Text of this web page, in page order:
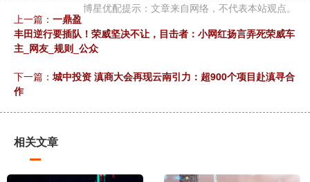
博星优配提示：文章来自网络，不代表本站观点。
上一篇： 一鼎盈
丰田逆行要插队！荣威坚决不让，目击者：小网红扬言弄死荣威车
主_网友_规则_公众
下一篇： 城中投资 滇商大会再现云南引力：超900个项目赴滇寻合
作
相关文章